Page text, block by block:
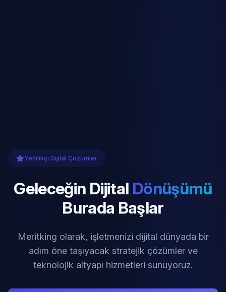
Yenilikçi Dijital Çözümler
Geleceğin Dijital Dönüşümü
Burada Başlar
Meritking olarak, işletmenizi dijital dünyada bir
adım öne taşıyacak stratejik çözümler ve
teknolojik altyapı hizmetleri sunuyoruz.